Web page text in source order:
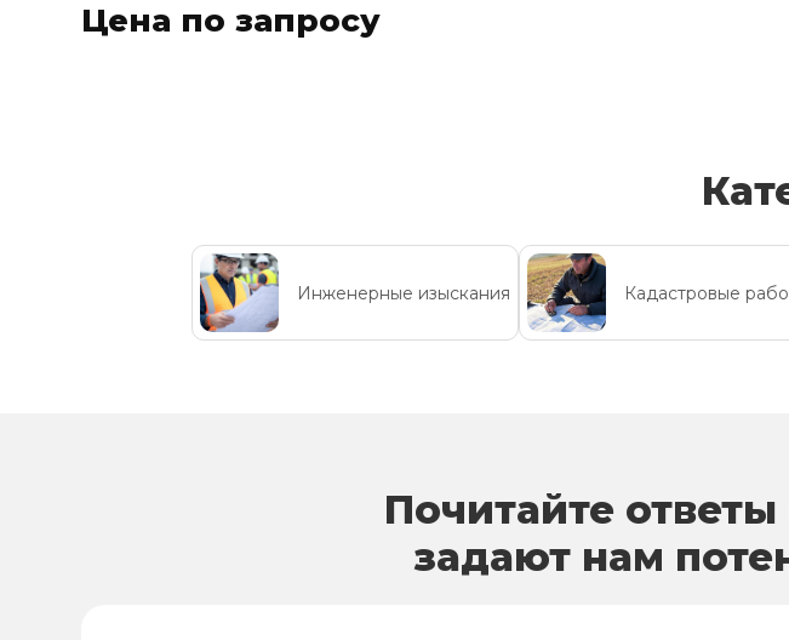
Цена по запросу
Инженерные изыскания Кадастровые
Почитайте
задают нам